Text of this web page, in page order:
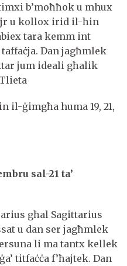
b’moħħok u mhux
u kollox irid il-ħin
tara kemm int
Dan jagħmlek
jum ideali għalik
il-ġimgħa huma 19, 21,
sal-21 ta’
għal Sagittarius
u dan ser jagħmlek
li ma tantx kellek
titfaċċa f’ħajtek. Dan